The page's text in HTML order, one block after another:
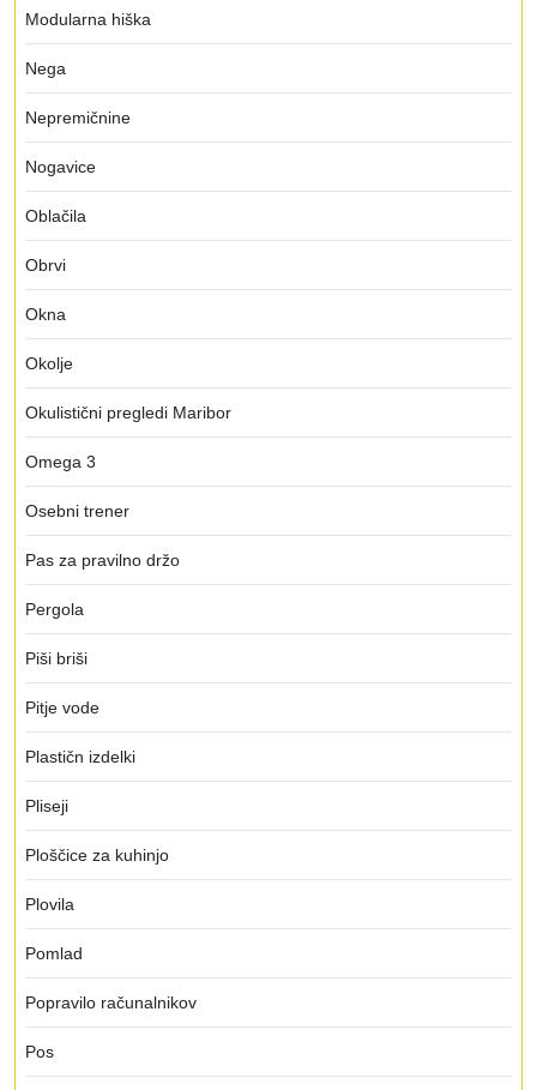
Modularna hiška
Nega
Nepremičnine
Nogavice
Oblačila
Obrvi
Okna
Okolje
Okulistični pregledi Maribor
Omega 3
Osebni trener
Pas za pravilno držo
Pergola
Piši briši
Pitje vode
Plastičn izdelki
Pliseji
Ploščice za kuhinjo
Plovila
Pomlad
Popravilo računalnikov
Pos